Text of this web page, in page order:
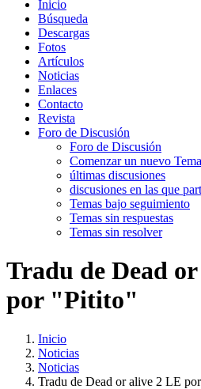
Inicio
Búsqueda
Descargas
Fotos
Artículos
Noticias
Enlaces
Contacto
Revista
Foro de Discusión
Foro de Discusión
Comenzar un nuevo Tema
últimas discusiones
discusiones en las que
Temas bajo seguimiento
Temas sin respuestas
Temas sin resolver
Tradu de Dead
por "Pitito"
Inicio
Noticias
Noticias
Tradu de Dead or alive 2 LE